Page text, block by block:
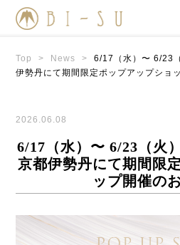
Top > News >
6/17（水）〜 6/23
伊勢丹にて期間限定ポップアップショ
2026.06.08
6/17（水）〜 6/23（火
京都伊勢丹にて期間限
ップ開催の